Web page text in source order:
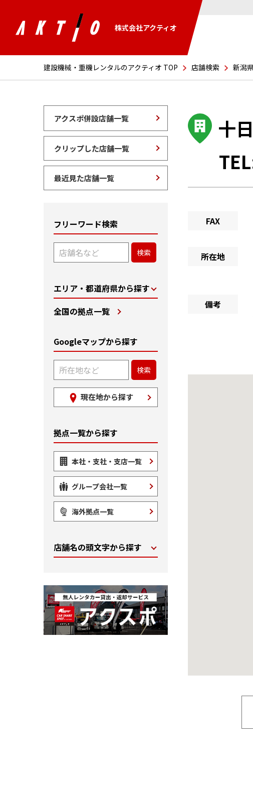
株式会社アクティオ
建設機械・重機レンタルのアクティオ TOP 店舗検索 新潟
十
FAX
所在地
備考
アクスポ併設店舗一覧
クリップした店舗一覧
最近見た店舗一覧
フリーワード検索
エリア・都道府県から探す
全国の拠点一覧
Googleマップから探す
現在地から探す
拠点一覧から探す
本社・支社・支店一覧
グループ会社一覧
海外拠点一覧
店舗名の頭文字から探す